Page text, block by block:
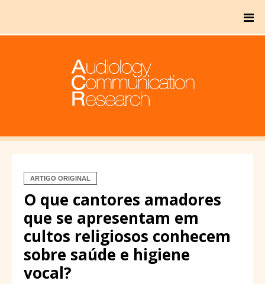
ARTIGO ORIGINAL
O que cantores amadores
que se apresentam em
cultos religiosos conhecem
sobre saúde e higiene
vocal?